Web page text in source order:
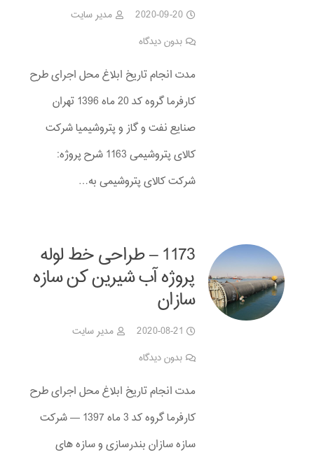
2020-09-20
مدیر سایت
بدون دیدگاه
مدت انجام تاریخ ابلاغ محل اجرای طرح
کارفرما گروه کد 20 ماه 1396 تهران
صنایع نفت و گاز و پتروشیمیا شرکت
کالای پتروشیمی 1163 شرح پروژه:
شرکت کالای پتروشیمی به…
1173 – طراحی خط لوله
پروژه آب شیرین کن سازه
سازان
2020-08-21
مدیر سایت
بدون دیدگاه
مدت انجام تاریخ ابلاغ محل اجرای طرح
کارفرما گروه کد 3 ماه 1397 — شرکت
سازه سازان بندرسازی و سازه های